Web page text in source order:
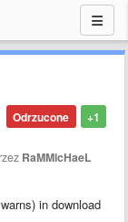
+1
Odrzucone
RaMMicHaeL
in download